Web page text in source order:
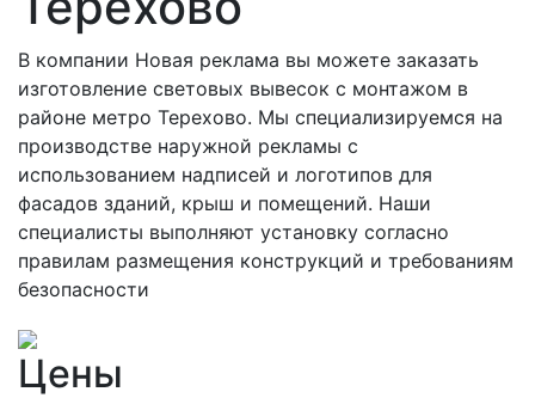
В компании Новая реклама вы можете заказать
изготовление световых вывесок с монтажом в
районе метро Терехово. Мы специализируемся на
производстве наружной рекламы с
использованием надписей и логотипов для
фасадов зданий, крыш и помещений. Наши
специалисты выполняют установку согласно
правилам размещения конструкций и требованиям
безопасности
Цены